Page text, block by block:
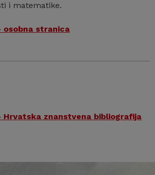
i matematike.
osobna stranica
Hrvatska znanstvena bibliografija